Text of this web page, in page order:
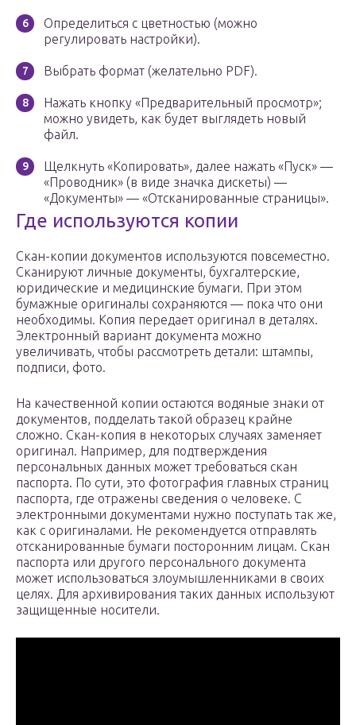
Определиться с цветностью (можно
регулировать настройки).
Выбрать формат (желательно PDF).
Нажать кнопку «Предварительный просмотр»;
можно увидеть, как будет выглядеть новый
файл.
Щелкнуть «Копировать», далее нажать «Пуск» —
«Проводник» (в виде значка дискеты) —
«Документы» — «Отсканированные страницы».
Где используются копии
Скан-копии документов используются повсеместно.
Сканируют личные документы, бухгалтерские,
юридические и медицинские бумаги. При этом
бумажные оригиналы сохраняются — пока что они
необходимы. Копия передает оригинал в деталях.
Электронный вариант документа можно
увеличивать, чтобы рассмотреть детали: штампы,
подписи, фото.
На качественной копии остаются водяные знаки от
документов, подделать такой образец крайне
сложно. Скан-копия в некоторых случаях заменяет
оригинал. Например, для подтверждения
персональных данных может требоваться скан
паспорта. По сути, это фотография главных страниц
паспорта, где отражены сведения о человеке. С
электронными документами нужно поступать так же,
как с оригиналами. Не рекомендуется отправлять
отсканированные бумаги посторонним лицам. Скан
паспорта или другого персонального документа
может использоваться злоумышленниками в своих
целях. Для архивирования таких данных используют
защищенные носители.